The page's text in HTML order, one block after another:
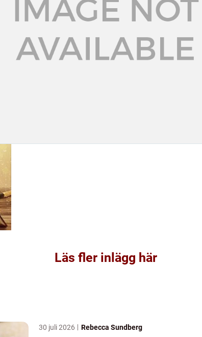
Läs fler inlägg här
30 juli 2026 Rebecca Sundberg